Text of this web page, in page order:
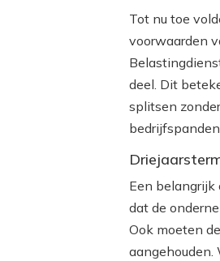
Tot nu toe
voorwaarden
deel. Dit
splitsen
Een belangrijk
dat de
Ook moeten